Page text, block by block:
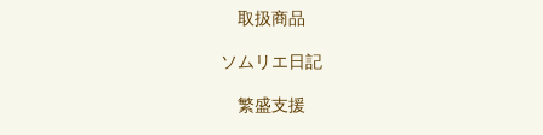
取扱商品
ソムリエ日記
繁盛支援